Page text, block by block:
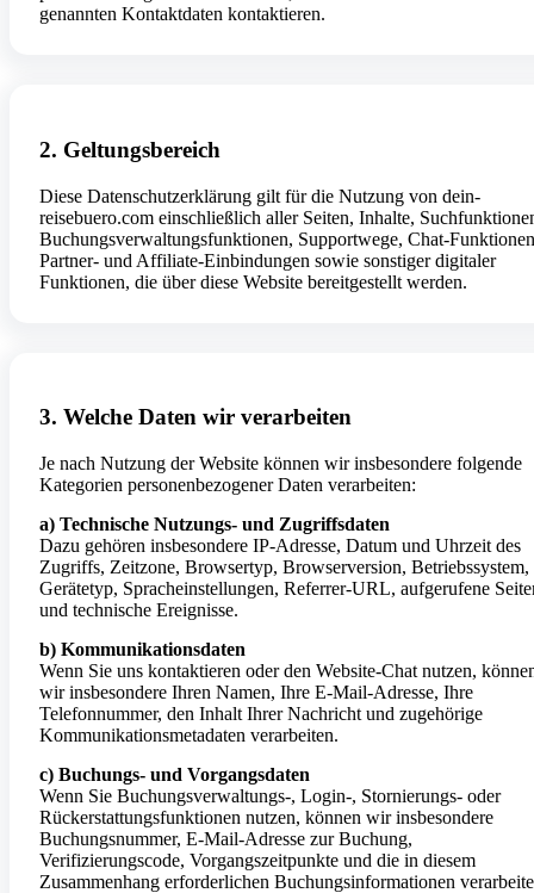
genannten Kontaktdaten kontaktieren.
2. Geltungsbereich
Diese Datenschutzerklärung gilt für die Nutzung von dein-
reisebuero.com einschließlich aller Seiten, Inhalte,
Buchungsverwaltungsfunktionen, Supportwege, Chat-
Partner- und Affiliate-Einbindungen sowie sonstiger digitaler
Funktionen, die über diese Website bereitgestellt werden.
3. Welche Daten wir verarbeiten
Je nach Nutzung der Website können wir insbesondere folgende
Kategorien personenbezogener Daten verarbeiten:
a) Technische Nutzungs- und Zugriffsdaten
Dazu gehören insbesondere IP-Adresse, Datum und Uhrzeit des
Zugriffs, Zeitzone, Browsertyp, Browserversion, Betriebssystem,
Gerätetyp, Spracheinstellungen, Referrer-URL, aufgerufene
und technische Ereignisse.
b) Kommunikationsdaten
Wenn Sie uns kontaktieren oder den Website-Chat nutzen,
wir insbesondere Ihren Namen, Ihre E-Mail-Adresse, Ihre
Telefonnummer, den Inhalt Ihrer Nachricht und zugehörige
Kommunikationsmetadaten verarbeiten.
c) Buchungs- und Vorgangsdaten
Wenn Sie Buchungsverwaltungs-, Login-, Stornierungs- oder
Rückerstattungsfunktionen nutzen, können wir insbesondere
Buchungsnummer, E-Mail-Adresse zur Buchung,
Verifizierungscode, Vorgangszeitpunkte und die in diesem
Zusammenhang erforderlichen Buchungsinformationen